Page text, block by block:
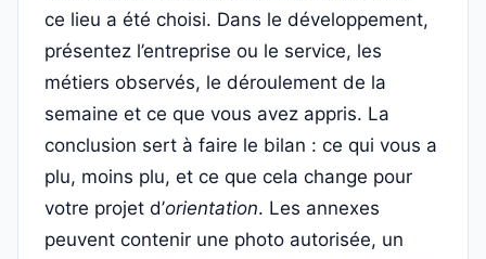
ce lieu a été choisi. Dans le développement,
présentez l’entreprise ou le service, les
métiers observés, le déroulement de la
semaine et ce que vous avez appris. La
conclusion sert à faire le bilan : ce qui vous a
plu, moins plu, et ce que cela change pour
votre projet d’orientation. Les annexes
peuvent contenir une photo autorisée, un